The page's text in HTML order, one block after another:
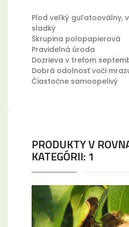
Plod veľký guľatooválny,
sladký
Škrupina polopapierová
Pravidelná úroda
Dozrieva v treťom
Dobrá odolnosť voči
Čiastočne samoopelivý
PRODUKTY V
KATEGÓRII: 1